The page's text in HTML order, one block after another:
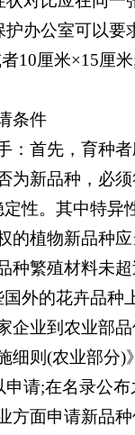
办公室可以要
10厘米×15厘
条件
：首先，育种
为新品种，
性。其中特异
的植物新品种
种繁殖材料未
外的花卉品
企业到农业部
细则(农业部分
请;在名录公
方面申请新品